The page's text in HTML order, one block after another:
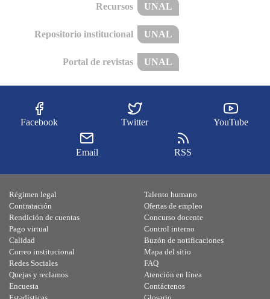
Recursos UNAL
Repositorio institucional UNAL
Portal de revistas UNAL
Facebook Twitter YouTube
Email RSS
Régimen legal
Contratación
Rendición de cuentas
Pago virtual
Calidad
Talento humano
Ofertas de empleo
Concurso docente
Control interno
Buzón de notificaciones
Correo institucional
Redes Sociales
Quejas y reclamos
Encuesta
Mapa del sitio
FAQ
Atención en línea
Contáctenos